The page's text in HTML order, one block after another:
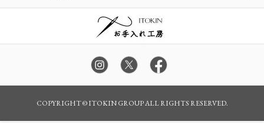
COPYRIGHT © ITOKIN GROUP ALL RIGHTS RESERVED.